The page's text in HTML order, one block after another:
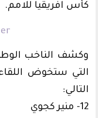
كأس افريقيا للامم.
وكشف الناخب
التي ستخوض
التالي:
12- منير كجوي